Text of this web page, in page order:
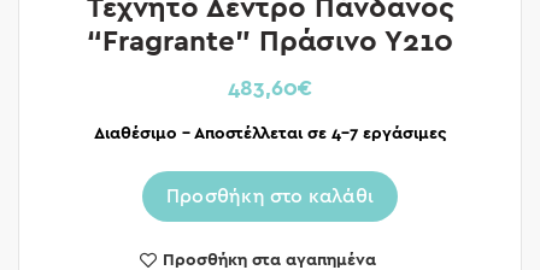
Τεχνητό Δέντρο Πάνδανος
“Fragrante” Πράσινο Υ210
483,60€
Διαθέσιμο – Αποστέλλεται σε 4-7 εργάσιμες
Προσθήκη στο καλάθι
Προσθήκη στα αγαπημένα